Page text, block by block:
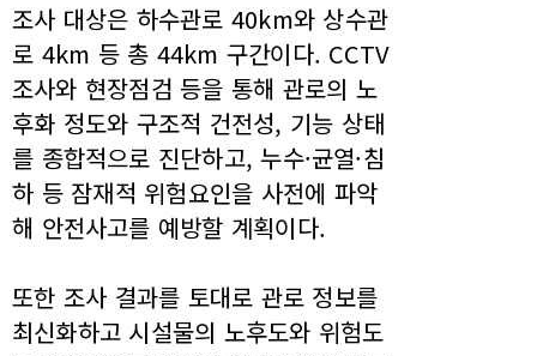
조사 대상은 하수관로 40km와 상수관
로 4km 등 총 44km 구간이다. CCTV
조사와 현장점검 등을 통해 관로의 노
후화 정도와 구조적 건전성, 기능 상태
를 종합적으로 진단하고, 누수·균열·침
하 등 잠재적 위험요인을 사전에 파악
해 안전사고를 예방할 계획이다.
또한 조사 결과를 토대로 관로 정보를
최신화하고 시설물의 노후도와 위험도